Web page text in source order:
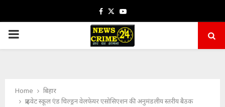
Facebook
TwitterYoutube
PRIMARY
Home
बिहार
प्राइवेट स्कूल एंड चिल्ड्रन वेलफेयर एसोसिएशन की अनुमंडलीय स्तरीय बैठक